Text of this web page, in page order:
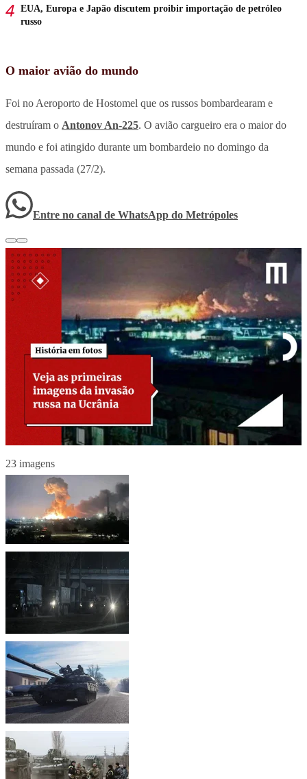
EUA, Europa e Japão discutem proibir importação de petróleo
russo
O maior avião do mundo
Foi no Aeroporto de Hostomel que os russos bombardearam e
destruíram o Antonov An-225. O avião cargueiro era o maior do
mundo e foi atingido durante um bombardeio no domingo da
semana passada (27/2).
Entre no canal de WhatsApp do Metrópoles
23 imagens